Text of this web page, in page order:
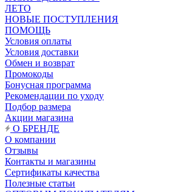
ЛЕТО
НОВЫЕ ПОСТУПЛЕНИЯ
ПОМОЩЬ
Условия оплаты
Условия доставки
Обмен и возврат
Промокоды
Бонусная программа
Рекомендации по уходу
Подбор размера
Акции магазина
О БРЕНДЕ
О компании
Отзывы
Контакты и магазины
Сертификаты качества
Полезные статьи